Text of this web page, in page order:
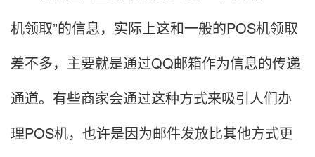
机领取”的信息，实际上这和一般的POS机领取
差不多，主要就是通过QQ邮箱作为信息的传递
通道。有些商家会通过这种方式来吸引人们办
理POS机，也许是因为邮件发放比其他方式更